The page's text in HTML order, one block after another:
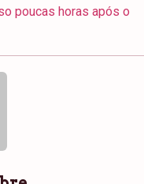
poucas horas após o